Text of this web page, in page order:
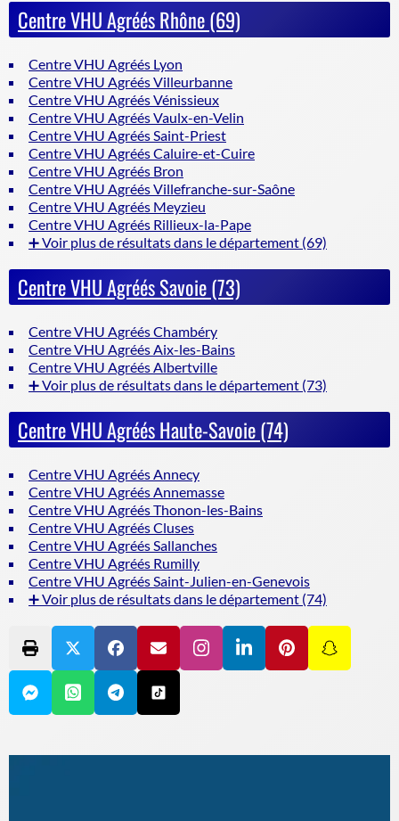
Centre VHU Agréés Rhône (69)
Centre VHU Agréés Lyon
Centre VHU Agréés Villeurbanne
Centre VHU Agréés Vénissieux
Centre VHU Agréés Vaulx-en-Velin
Centre VHU Agréés Saint-Priest
Centre VHU Agréés Caluire-et-Cuire
Centre VHU Agréés Bron
Centre VHU Agréés Villefranche-sur-Saône
Centre VHU Agréés Meyzieu
Centre VHU Agréés Rillieux-la-Pape
➕ Voir plus de résultats dans le département (69)
Centre VHU Agréés Savoie (73)
Centre VHU Agréés Chambéry
Centre VHU Agréés Aix-les-Bains
Centre VHU Agréés Albertville
➕ Voir plus de résultats dans le département (73)
Centre VHU Agréés Haute-Savoie (74)
Centre VHU Agréés Annecy
Centre VHU Agréés Annemasse
Centre VHU Agréés Thonon-les-Bains
Centre VHU Agréés Cluses
Centre VHU Agréés Sallanches
Centre VHU Agréés Rumilly
Centre VHU Agréés Saint-Julien-en-Genevois
➕ Voir plus de résultats dans le département (74)